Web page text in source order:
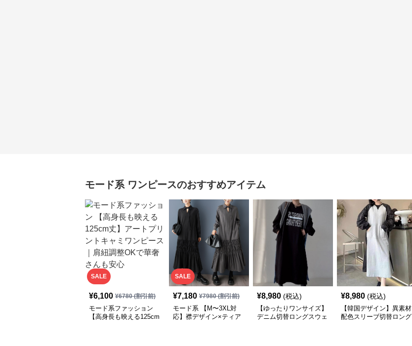
モード系 ワンピースのおすすめアイテム
SALE
¥6,100 ¥6780(割引前)
モード系ファッション
【高身長も映える125cm
SALE
¥7,180 ¥7980(割引前)
モード系 【M〜3XL対
応】襟デザイン×ティア
¥8,980 (税込)
【ゆったりワンサイズ】
デニム切替ロングスウェ
¥8,980 (税込)
【韓国デザイン】異素材
配色スリーブ切替ロング